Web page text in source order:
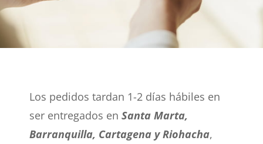
Los pedidos tardan 1-2 días hábiles en
ser entregados en Santa Marta,
Barranquilla, Cartagena y Riohacha,